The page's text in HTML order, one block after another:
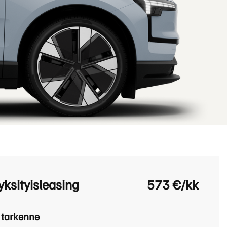
Leasingpalvelut
Koeajopalvelu
Bilian yksityisleasinglaskuri
Volvo Huoltosopimus
Huoltokyselylomake
573 €/kk